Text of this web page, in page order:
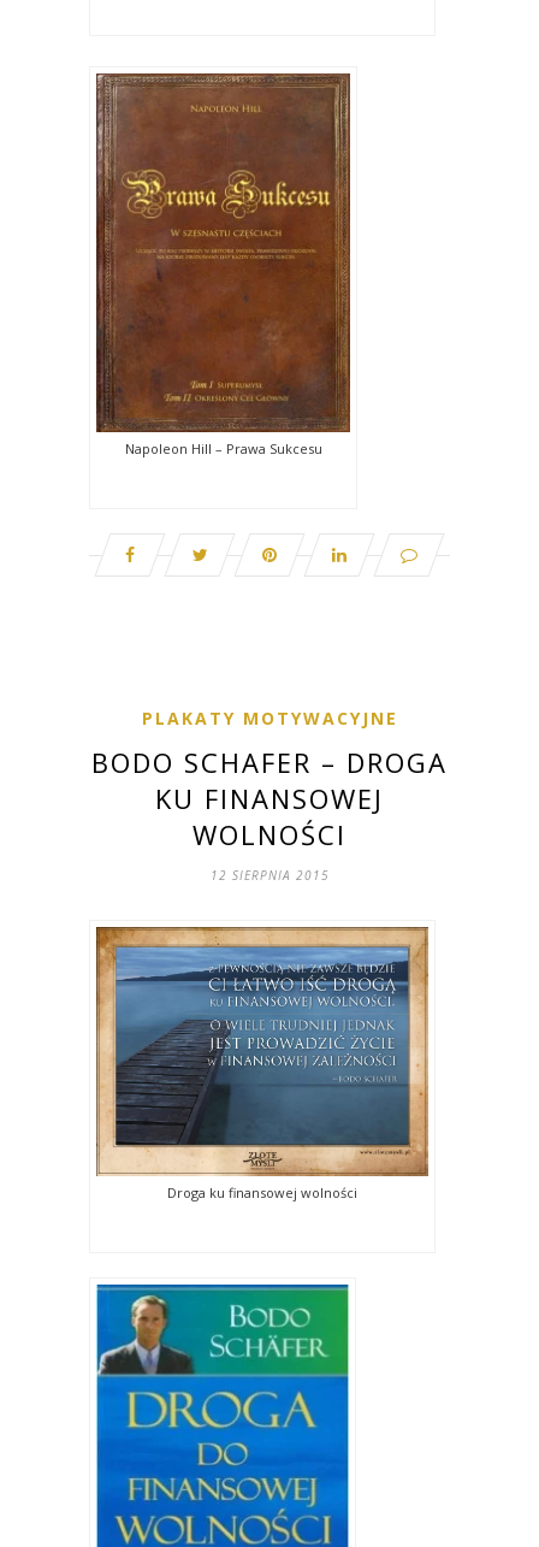
Napoleon Hill – Prawa Sukcesu
PLAKATY MOTYWACYJNE
BODO SCHAFER – DROGA
KU FINANSOWEJ
WOLNOŚCI
12 SIERPNIA 2015
Droga ku finansowej wolności